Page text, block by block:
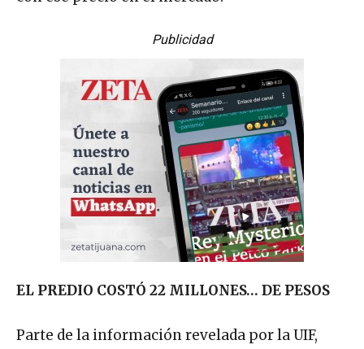
Publicidad
EL PREDIO COSTÓ 22 MILLONES… DE PESOS
Parte de la información revelada por la UIF,